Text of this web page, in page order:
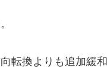
転換よりも追加緩和